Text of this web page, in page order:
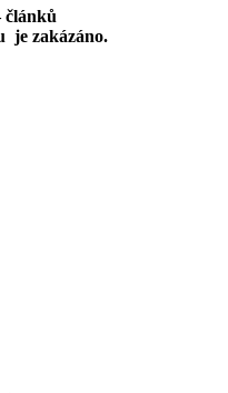
článků
je zakázáno.